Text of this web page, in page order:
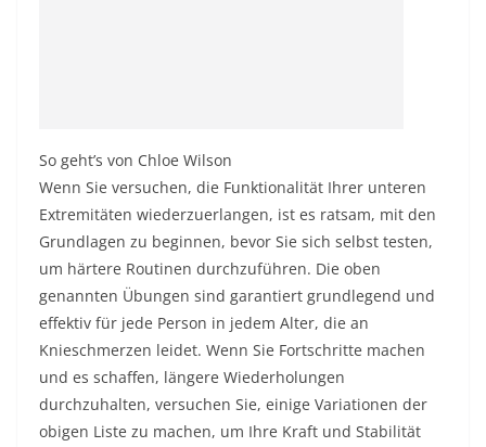
So geht’s von Chloe Wilson
Wenn Sie versuchen, die Funktionalität Ihrer unteren
Extremitäten wiederzuerlangen, ist es ratsam, mit den
Grundlagen zu beginnen, bevor Sie sich selbst testen,
um härtere Routinen durchzuführen. Die oben
genannten Übungen sind garantiert grundlegend und
effektiv für jede Person in jedem Alter, die an
Knieschmerzen leidet. Wenn Sie Fortschritte machen
und es schaffen, längere Wiederholungen
durchzuhalten, versuchen Sie, einige Variationen der
obigen Liste zu machen, um Ihre Kraft und Stabilität